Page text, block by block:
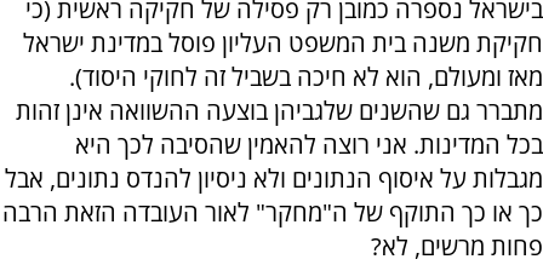
בישראל נספרה כמובן רק פסילה של חקיקה ראשית (כי
חקיקת משנה בית המשפט העליון פוסל במדינת ישראל
מאז ומעולם, הוא לא חיכה בשביל זה לחוקי היסוד).
מתברר גם שהשנים שלגביהן בוצעה ההשוואה אינן זהות
בכל המדינות. אני רוצה להאמין שהסיבה לכך היא
מגבלות על איסוף הנתונים ולא ניסיון להנדס נתונים, אבל
כך או כך התוקף של ה"מחקר" לאור העובדה הזאת הרבה
פחות מרשים, לא?